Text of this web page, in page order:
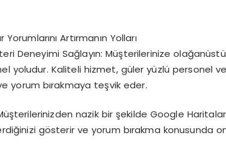
Artırmanın Yolları
Deneyimi Sağlayın: Müşterilerinize
yoludur. Kaliteli hizmet, güler yüzlü personel
yorum bırakmaya teşvik eder.
nazik bir şekilde Google
gösterir ve yorum bırakma konusunda